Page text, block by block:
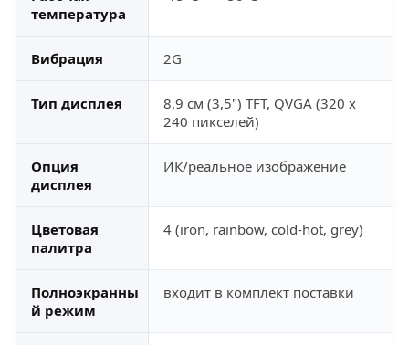
температура
Вибрация 2G
Тип дисплея
8,9 см (3,5") TFT, QVGA (320 x
240 пикселей)
Опция
дисплея
ИК/реальное изображение
Цветовая
палитра
4 (iron, rainbow, cold-hot, grey)
Полноэкранны
й режим
входит в комплект поставки